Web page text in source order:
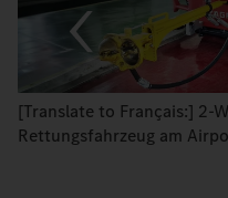
[Translate to Français:] 2-
Rettungsfahrzeug am